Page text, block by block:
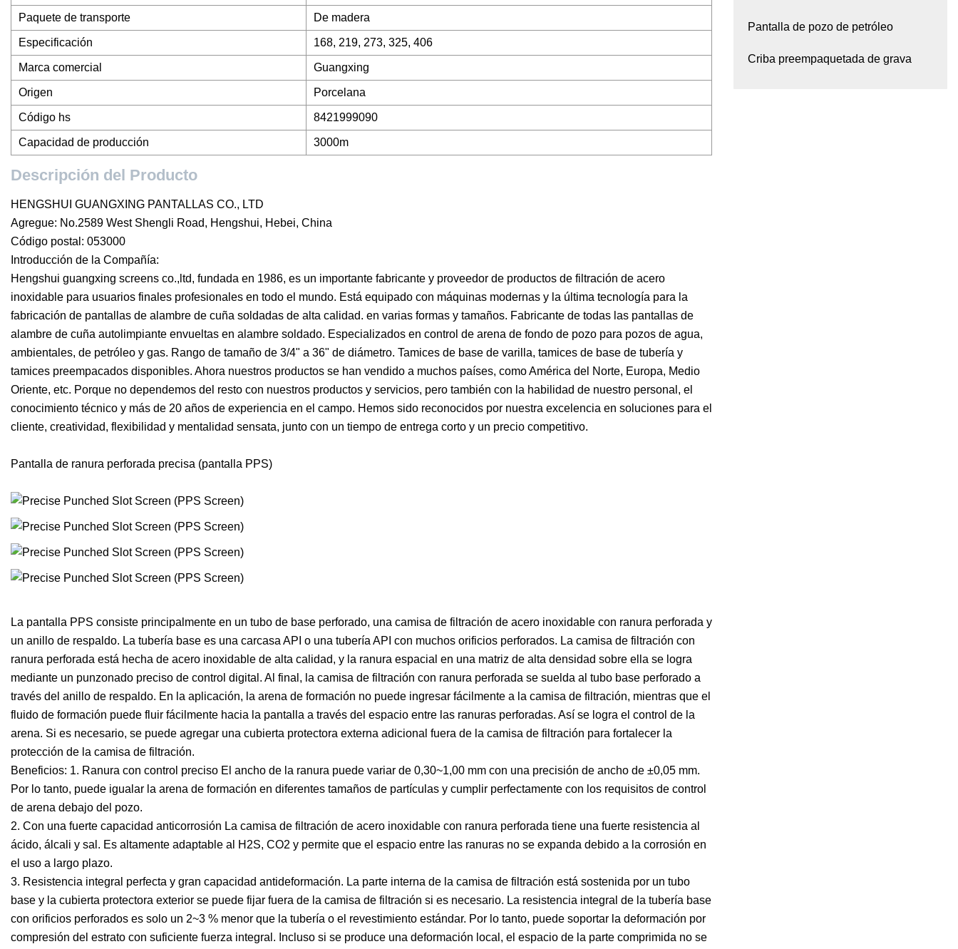
Paquete de transporte De madera
Especificación 168, 219, 273, 325, 406
Marca comercial Guangxing
Origen Porcelana
Código hs 8421999090
Capacidad de producción 3000m
Descripción del Producto
HENGSHUI GUANGXING PANTALLAS CO., LTD
Agregue: No.2589 West Shengli Road, Hengshui, Hebei, China
Código postal: 053000
Introducción de la Compañía:
Hengshui guangxing screens co.,ltd, fundada en 1986, es un importante fabricante y proveedor de productos de filtración de acero
inoxidable para usuarios finales profesionales en todo el mundo. Está equipado con máquinas modernas y la última tecnología para la
fabricación de pantallas de alambre de cuña soldadas de alta calidad. en varias formas y tamaños. Fabricante de todas las pantallas de
alambre de cuña autolimpiante envueltas en alambre soldado. Especializados en control de arena de fondo de pozo para pozos de agua,
ambientales, de petróleo y gas. Rango de tamaño de 3/4" a 36" de diámetro. Tamices de base de varilla, tamices de base de tubería y
tamices preempacados disponibles. Ahora nuestros productos se han vendido a muchos países, como América del Norte, Europa, Medio
Oriente, etc. Porque no dependemos del resto con nuestros productos y servicios, pero también con la habilidad de nuestro personal, el
conocimiento técnico y más de 20 años de experiencia en el campo. Hemos sido reconocidos por nuestra excelencia en soluciones para el
cliente, creatividad, flexibilidad y mentalidad sensata, junto con un tiempo de entrega corto y un precio competitivo.
Pantalla de ranura perforada precisa (pantalla PPS)
La pantalla PPS consiste principalmente en un tubo de base perforado, una camisa de filtración de acero inoxidable con ranura perforada y
un anillo de respaldo. La tubería base es una carcasa API o una tubería API con muchos orificios perforados. La camisa de filtración con
ranura perforada está hecha de acero inoxidable de alta calidad, y la ranura espacial en una matriz de alta densidad sobre ella se logra
mediante un punzonado preciso de control digital. Al final, la camisa de filtración con ranura perforada se suelda al tubo base perforado a
través del anillo de respaldo. En la aplicación, la arena de formación no puede ingresar fácilmente a la camisa de filtración, mientras que el
fluido de formación puede fluir fácilmente hacia la pantalla a través del espacio entre las ranuras perforadas. Así se logra el control de la
arena. Si es necesario, se puede agregar una cubierta protectora externa adicional fuera de la camisa de filtración para fortalecer la
protección de la camisa de filtración.
Beneficios: 1. Ranura con control preciso El ancho de la ranura puede variar de 0,30~1,00 mm con una precisión de ancho de ±0,05 mm.
Por lo tanto, puede igualar la arena de formación en diferentes tamaños de partículas y cumplir perfectamente con los requisitos de control
de arena debajo del pozo.
2. Con una fuerte capacidad anticorrosión La camisa de filtración de acero inoxidable con ranura perforada tiene una fuerte resistencia al
ácido, álcali y sal. Es altamente adaptable al H2S, CO2 y permite que el espacio entre las ranuras no se expanda debido a la corrosión en
el uso a largo plazo.
3. Resistencia integral perfecta y gran capacidad antideformación. La parte interna de la camisa de filtración está sostenida por un tubo
base y la cubierta protectora exterior se puede fijar fuera de la camisa de filtración si es necesario. La resistencia integral de la tubería base
con orificios perforados es solo un 2~3 % menor que la tubería o el revestimiento estándar. Por lo tanto, puede soportar la deformación por
compresión del estrato con suficiente fuerza integral. Incluso si se produce una deformación local, el espacio de la parte comprimida no se
Pantalla de pozo de petróleo
Criba preempaquetada de grava